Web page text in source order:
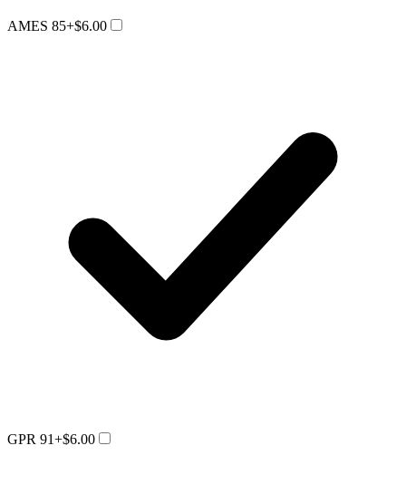
AMES 85+$6.00
GPR 91+$6.00